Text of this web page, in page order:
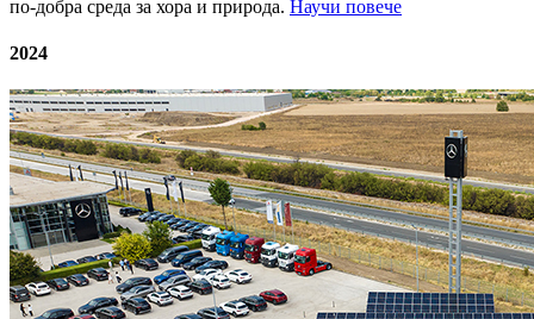
по-добра среда за хора и природа. Научи повече
2024